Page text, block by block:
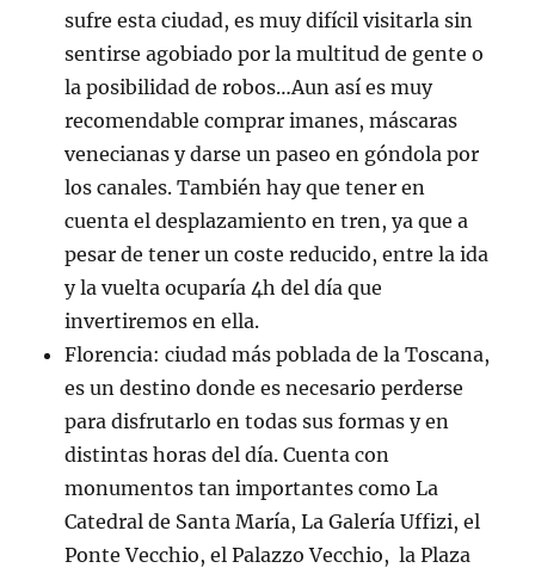
sufre esta ciudad, es muy difícil visitarla sin
sentirse agobiado por la multitud de gente o
la posibilidad de robos…Aun así es muy
recomendable comprar imanes, máscaras
venecianas y darse un paseo en góndola por
los canales. También hay que tener en
cuenta el desplazamiento en tren, ya que a
pesar de tener un coste reducido, entre la ida
y la vuelta ocuparía 4h del día que
invertiremos en ella.
Florencia: ciudad más poblada de la Toscana,
es un destino donde es necesario perderse
para disfrutarlo en todas sus formas y en
distintas horas del día. Cuenta con
monumentos tan importantes como La
Catedral de Santa María, La Galería Uffizi, el
Ponte Vecchio, el Palazzo Vecchio, la Plaza